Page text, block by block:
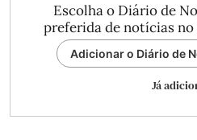
Escolha o Diário de
preferida de notícias no
Adicionar o Diário de
Já